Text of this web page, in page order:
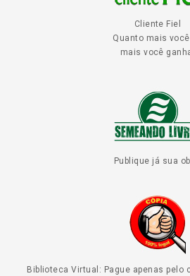
Cliente Fiel
Quanto mais
mais você
Publique já sua
Biblioteca Virtual: Pague apenas pelo